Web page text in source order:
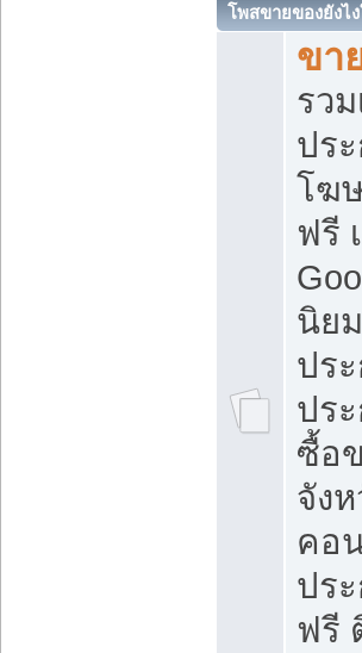
โพสขายของยังไ
ขา
รว
ปร
โฆ
ฟรี
นิย
ปร
ปร
ซื้อ
จัง
คอ
ปร
ฟรี